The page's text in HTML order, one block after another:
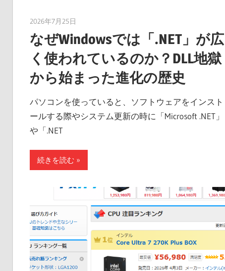
2026年7月25日
なぜWindowsでは「.NET」が広
く使われているのか？DLL地獄
から始まった進化の歴史
パソコンを使っていると、ソフトウェアをインスト
ールする際やシステム更新の時に「Microsoft .NET」
や「.NET
続きを読む